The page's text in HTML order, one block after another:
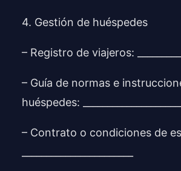
4. Gestión de huéspedes
– Registro de viajeros:
– Guía de normas e
huéspedes:
– Contrato o condiciones de